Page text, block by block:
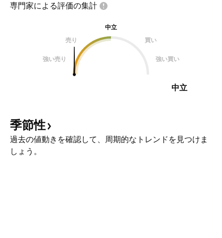
専門家による評価の集計
中立
売り
買い
強い売り 強い買い
中立
季節性
過去の値動きを確認して、周期的なトレンドを見つけま
しょう。